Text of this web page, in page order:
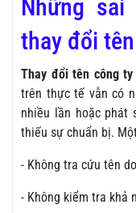
Những
thay đổi
Thay đổi tên công ty
trên thực tế vẫn có
nhiều lần hoặc phát
thiếu sự chuẩn bị.
- Không tra cứu tên
- Không kiểm tra khả